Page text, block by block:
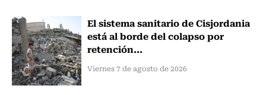
El sistema sanitario de Cisjordania
está al borde del colapso por
retención...
Viernes 7 de agosto de 2026